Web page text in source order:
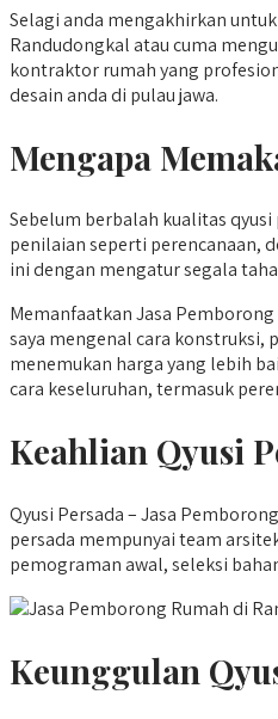
Selagi anda mengakhirkan
Randudongkal atau cuma
kontraktor rumah yang
desain anda di pulau jawa.
Mengapa
Sebelum berbalah kualitas
penilaian seperti perencanaan,
ini dengan mengatur segala
Memanfaatkan Jasa
saya mengenal cara konstruksi,
menemukan harga yang lebih
cara keseluruhan, termasuk
Keahlian Qyusi
Qyusi Persada – Jasa
persada mempunyai team
pemograman awal, seleksi
Keunggulan